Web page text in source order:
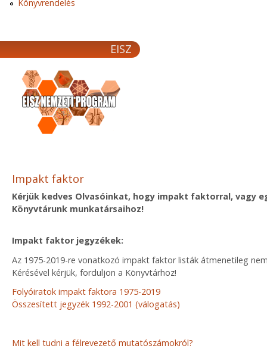
Könyvrendelés
EISZ
Impakt faktor
Kérjük kedves Olvasóinkat, hogy impakt faktorral, vagy
Könyvtárunk munkatársaihoz!
Impakt faktor jegyzékek:
Az 1975-2019-re vonatkozó impakt faktor listák átmenetileg
Kérésével kérjük, forduljon a Könyvtárhoz!
Folyóiratok impakt faktora 1975-2019
Összesített jegyzék 1992-2001 (válogatás)
Mit kell tudni a félrevezető mutatószámokról?